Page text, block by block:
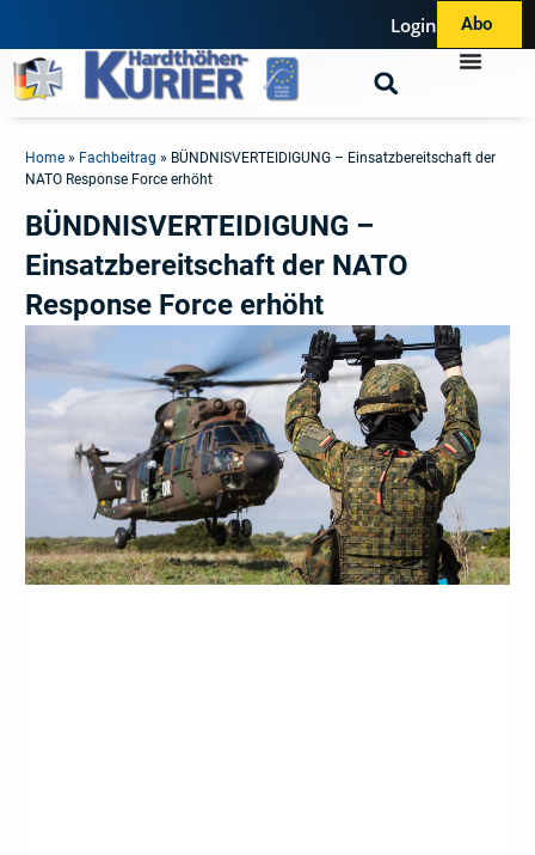
Login Abo
Home » Fachbeitrag » BÜNDNISVERTEIDIGUNG – Einsatzbereitschaft der
NATO Response Force erhöht
BÜNDNISVERTEIDIGUNG –
Einsatzbereitschaft der NATO
Response Force erhöht